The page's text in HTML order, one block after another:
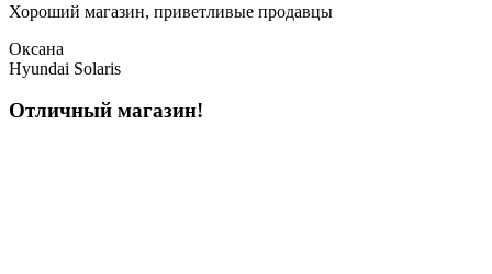
Хороший магазин, приветливые продавцы
Оксана
Hyundai Solaris
Отличный магазин!